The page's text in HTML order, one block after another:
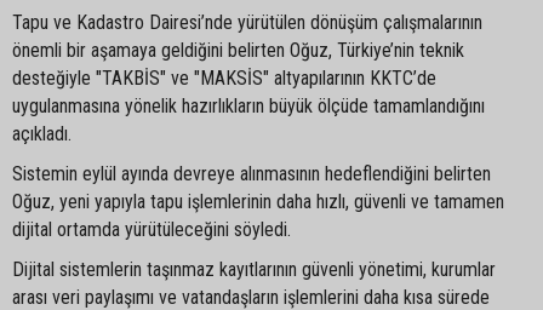
Tapu ve Kadastro Dairesi’nde yürütülen dönüşüm çalışmalarının
önemli bir aşamaya geldiğini belirten Oğuz, Türkiye’nin teknik
desteğiyle "TAKBİS" ve "MAKSİS" altyapılarının KKTC’de
uygulanmasına yönelik hazırlıkların büyük ölçüde tamamlandığını
açıkladı.
Sistemin eylül ayında devreye alınmasının hedeflendiğini belirten
Oğuz, yeni yapıyla tapu işlemlerinin daha hızlı, güvenli ve tamamen
dijital ortamda yürütüleceğini söyledi.
Dijital sistemlerin taşınmaz kayıtlarının güvenli yönetimi, kurumlar
arası veri paylaşımı ve vatandaşların işlemlerini daha kısa sürede